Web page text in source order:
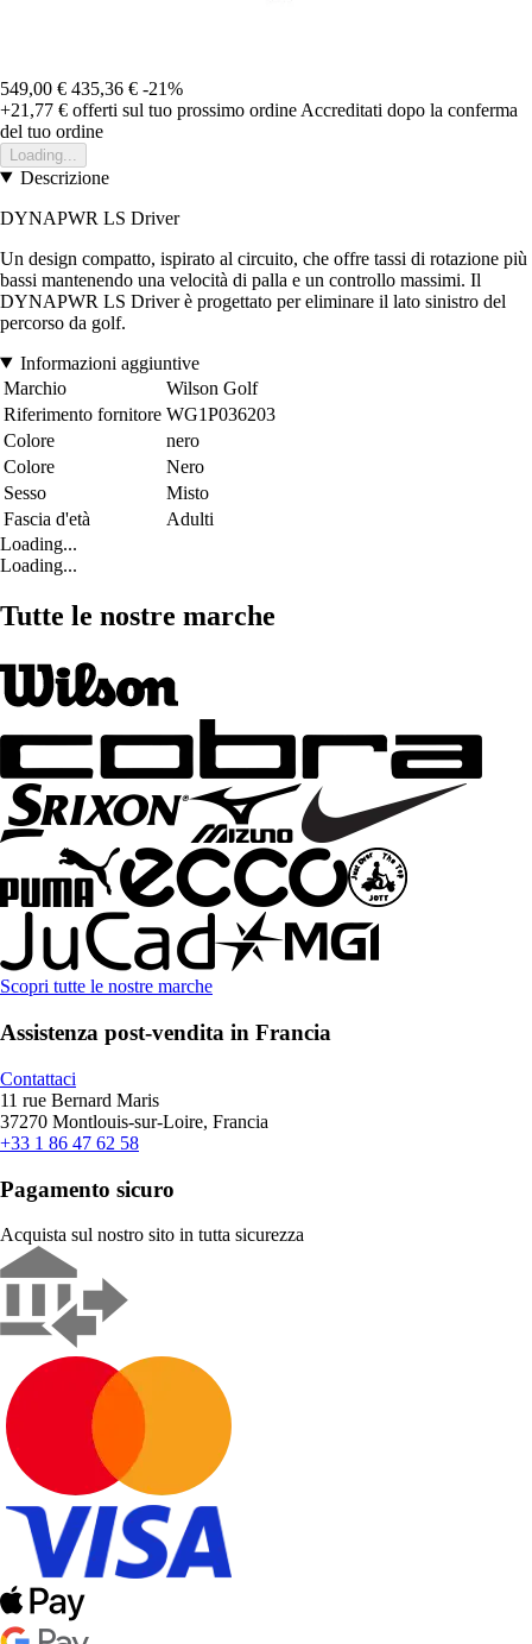
549,00 € 435,36 € -21%
+21,77 € offerti sul tuo prossimo ordine Accreditati dopo la conferma
del tuo ordine
Loading...
Descrizione
DYNAPWR LS Driver
Un design compatto, ispirato al circuito, che offre tassi di rotazione più
bassi mantenendo una velocità di palla e un controllo massimi. Il
DYNAPWR LS Driver è progettato per eliminare il lato sinistro del
percorso da golf.
Informazioni aggiuntive
Marchio
Wilson Golf
Riferimento fornitore WG1P036203
Colore
nero
Colore
Nero
Sesso
Misto
Fascia d'età
Adulti
Loading...
Loading...
Tutte le nostre marche
Scopri tutte le nostre marche
Assistenza post-vendita in Francia
Contattaci
11 rue Bernard Maris
37270 Montlouis-sur-Loire, Francia
+33 1 86 47 62 58
Pagamento sicuro
Acquista sul nostro sito in tutta sicurezza